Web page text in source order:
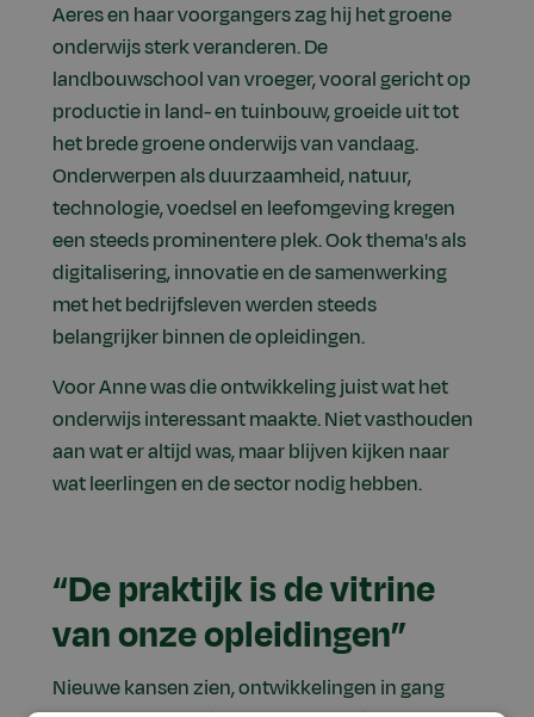
Aeres en haar voorgangers zag hij het groene
onderwijs sterk veranderen. De
landbouwschool van vroeger, vooral gericht op
productie in land- en tuinbouw, groeide uit tot
het brede groene onderwijs van vandaag.
Onderwerpen als duurzaamheid, natuur,
technologie, voedsel en leefomgeving kregen
een steeds prominentere plek. Ook thema's als
digitalisering, innovatie en de samenwerking
met het bedrijfsleven werden steeds
belangrijker binnen de opleidingen.
Voor Anne was die ontwikkeling juist wat het
onderwijs interessant maakte. Niet vasthouden
aan wat er altijd was, maar blijven kijken naar
wat leerlingen en de sector nodig hebben.
“De praktijk is de vitrine
van onze opleidingen”
Nieuwe kansen zien, ontwikkelingen in gang